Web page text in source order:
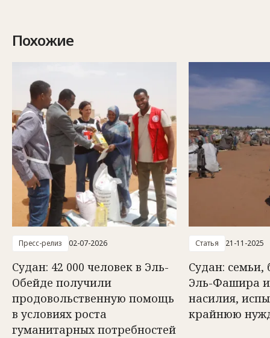
Похожие
Пресс-релиз 02-07-2026
Судан: 42 000 человек в Эль-
Обейде получили
продовольственную помощь
в условиях роста
гуманитарных потребностей
Статья 21-11-2025
Судан:
Эль-Фашира
насилия,
крайнюю